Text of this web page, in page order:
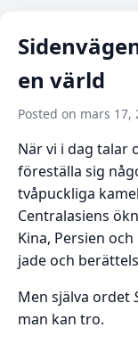
en värld
Posted on mars 17,
När vi i dag talar
föreställa sig
tvåpuckliga
Centralasiens
Kina, Persien
jade och
Men själva ordet
man kan tro.